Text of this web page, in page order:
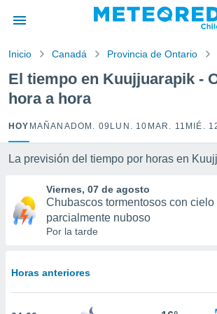
por
para
la
calidad.
a este
las
y
forma
Inicio Canadá Provincia de Ontario
El tiempo en Kuujjuarapik -
hora a hora
HOY MAÑANA DOM. 09 LUN. 10 MAR. 11 MIÉ.
La previsión del tiempo por horas en
Viernes, 07 de agosto
Chubascos tormentosos con cielo
parcialmente nuboso
Por la tarde
Horas anteriores